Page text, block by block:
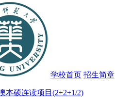
学校首页 招生简章
本硕连读项目(2+2+1/2)